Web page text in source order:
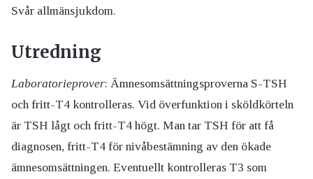
Svår allmänsjukdom.
Utredning
Laboratorieprover: Ämnesomsättningsproverna S-TSH
och fritt-T4 kontrolleras. Vid överfunktion i sköldkörteln
är TSH lågt och fritt-T4 högt. Man tar TSH för att få
diagnosen, fritt-T4 för nivåbestämning av den ökade
ämnesomsättningen. Eventuellt kontrolleras T3 som